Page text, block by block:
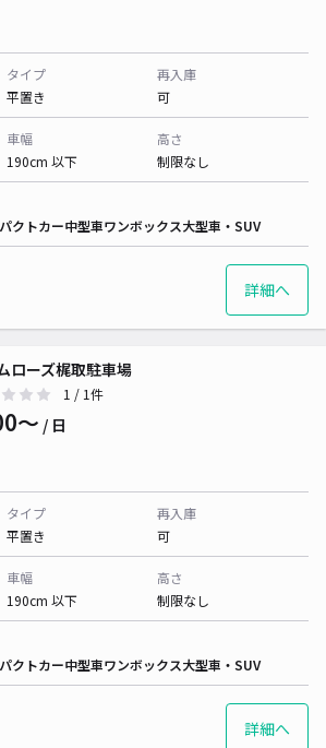
タイプ
平置き
再入庫
可
車幅
190cm 以下
高さ
制限なし
クトカー中型車ワンボックス大型車・SUV
詳細へ
ローズ梶取駐車場
1 / 1件
〜 / 日
タイプ
平置き
再入庫
可
車幅
190cm 以下
高さ
制限なし
クトカー中型車ワンボックス大型車・SUV
詳細へ